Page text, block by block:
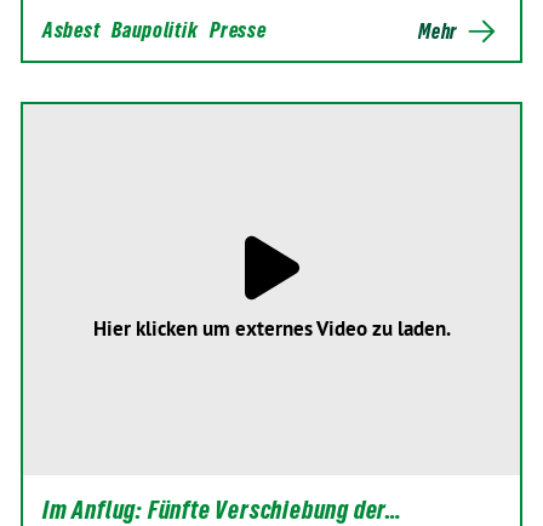
Asbest Baupolitik Presse Mehr
Im Anflug: Fünfte Verschiebung der…
Hier klicken um externes Video zu laden.